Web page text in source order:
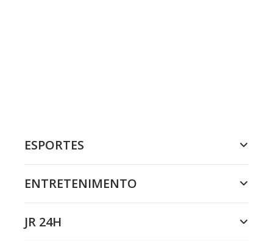
ESPORTES
ENTRETENIMENTO
JR 24H